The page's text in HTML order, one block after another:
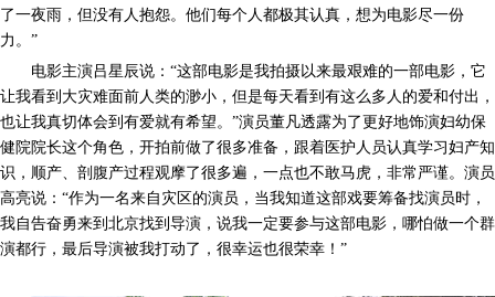
了一夜雨，但没有人抱怨。他们每个人都极其认真，想为电影尽一份
力。”
电影主演吕星辰说： “这部电影是我拍摄以来最艰难的一部电影，它
让我看到大灾难面前人类的渺小，但是每天看到有这么多人的爱和付出，
也让我真切体会到有爱就有希望。”演员董凡透露为了更好地饰演妇幼保
健院院长这个角色，开拍前做了很多准备，跟着医护人员认真学习妇产知
识，顺产、剖腹产过程观摩了很多遍，一点也不敢马虎，非常严谨。演员
高亮说：“作为一名来自灾区的演员，当我知道这部戏要筹备找演员时，
我自告奋勇来到北京找到导演，说我一定要参与这部电影，哪怕做一个群
演都行，最后导演被我打动了，很幸运也很荣幸！”